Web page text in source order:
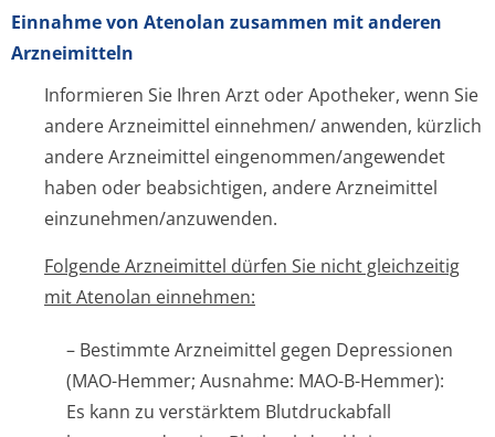
Einnahme von Atenolan zusammen mit anderen
Arzneimitteln
Informieren Sie Ihren Arzt oder Apotheker, wenn Sie
andere Arzneimittel einnehmen/ anwenden, kürzlich
andere Arzneimittel eingenommen/an­gewendet
haben oder beabsichtigen, andere Arzneimittel
einzunehmen/an­zuwenden.
Folgende Arzneimittel dürfen Sie nicht gleichzeitig
mit Atenolan einnehmen:
– Bestimmte Arzneimittel gegen Depressionen
(MAO-Hemmer; Ausnahme: MAO-B-Hemmer):
Es kann zu verstärktem Blutdruckabfall